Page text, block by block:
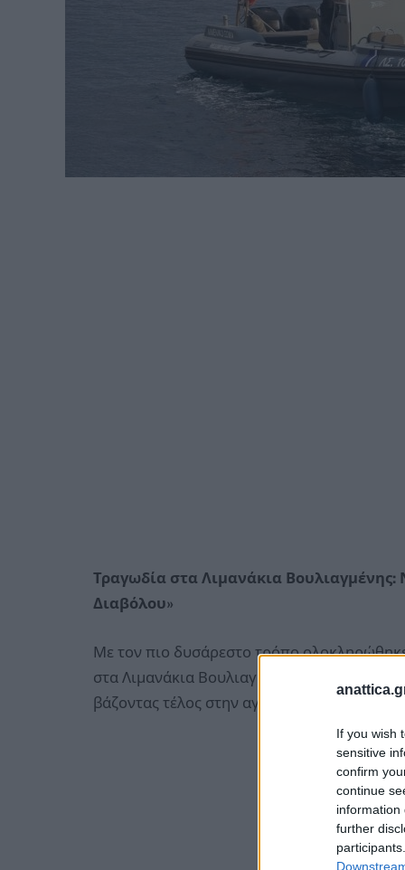
If you wish
sensitive
confirm
continue
information
further
Τραγωδία στα Λιμανάκια Βουλιαγμένης:
Διαβόλου»
Με τον πιο δυσάρεστο τρόπο
στα Λιμανάκια Βουλιαγμένης, καθώς η
βάζοντας τέλος στην αγωνία των